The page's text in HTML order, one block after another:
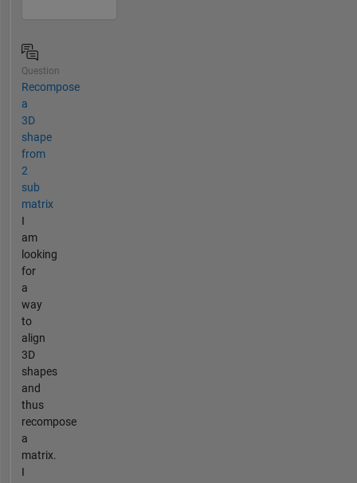
Question
Recompose
a
3D
shape
from
2
sub
matrix
I
am
looking
for
a
way
to
align
3D
shapes
and
thus
recompose
a
matrix.
I